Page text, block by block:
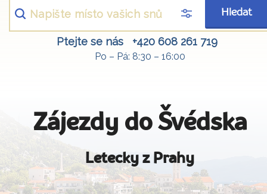
Hledat
Ptejte se nás +420 608 261 719
Po – Pá: 8:30 – 16:00
Zájezdy do Švédska
Letecky z Prahy